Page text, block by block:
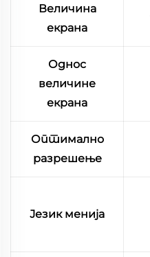
Величина
екрана
Однос
величине
екрана
Оптимално
разрешење
Језик менија